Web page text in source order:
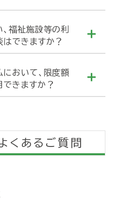
福祉施設等の利
できますか？
おいて、限度額
きますか？
くあるご質問